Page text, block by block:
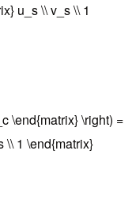
u_s \\ v_s \\ 1
\end{matrix} \right) =
\\ 1 \end{matrix}